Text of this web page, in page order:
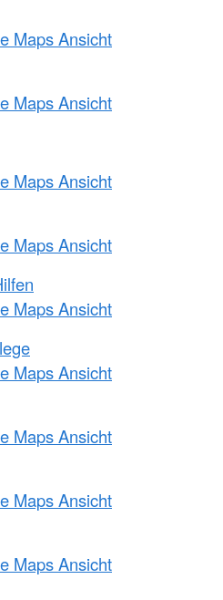
Maps Ansicht
Maps Ansicht
Maps Ansicht
Maps Ansicht
Maps Ansicht
Maps Ansicht
Maps Ansicht
Maps Ansicht
Maps Ansicht